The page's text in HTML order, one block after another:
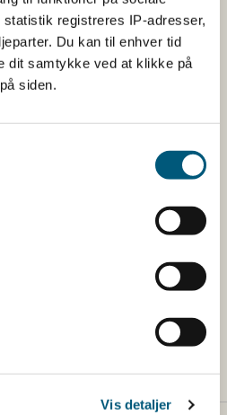
registreres IP-adresser,
Du kan til enhver tid
samtykke ved at klikke på
siden.
Vis detaljer
og pattedypningsmidler